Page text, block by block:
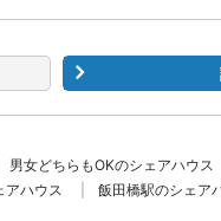
男女どちらもOKのシェアハウス
アハウス 飯田橋駅のシェア